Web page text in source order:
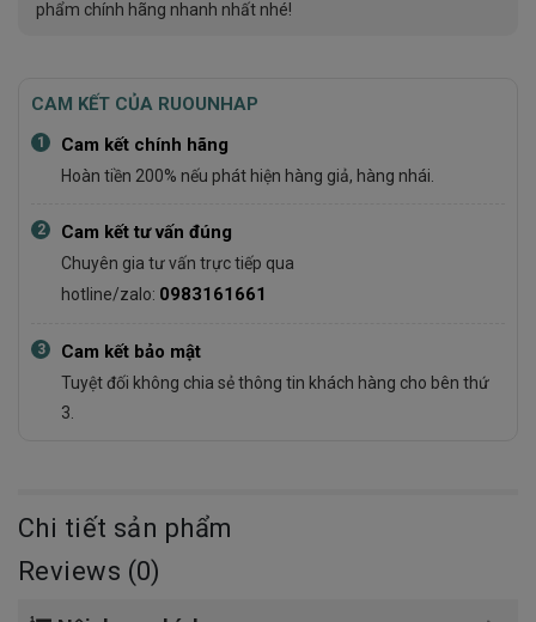
phẩm chính hãng nhanh nhất nhé!
CAM KẾT CỦA RUOUNHAP
1 Cam kết chính hãng
Hoàn tiền 200% nếu phát hiện hàng giả, hàng nhái.
2 Cam kết tư vấn đúng
Chuyên gia tư vấn trực tiếp qua
hotline/zalo: 0983161661
3 Cam kết bảo mật
Tuyệt đối không chia sẻ thông tin khách hàng cho bên thứ
3.
Chi tiết sản phẩm
Reviews (0)